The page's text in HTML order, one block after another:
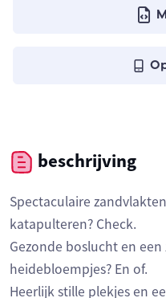
beschrijving
Spectaculaire
katapulteren? Check.
Gezonde boslucht en
heidebloempjes? En of.
Heerlijk stille plekjes en